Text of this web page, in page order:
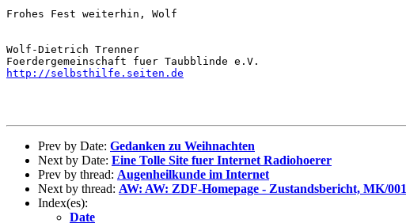
Frohes Fest weiterhin, Wolf
Wolf-Dietrich Trenner
http://selbsthilfe.seiten.de
Prev by Date: Gedanken zu Weihnachten
Next by Date: Eine Tolle Site fuer Internet Radiohoerer
Prev by thread: Augenheilkunde im Internet
Next by thread: AW: AW: ZDF-Homepage - Zustandsbericht, MK/001
Index(es):
Date